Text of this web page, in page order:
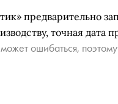
предварительно
точная дата
ошибаться,